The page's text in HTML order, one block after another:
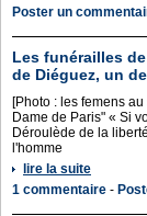
Poster un
Les funérailles
de Diéguez, un
[Photo : les femens
Dame de Paris" « Si
Déroulède de la
l'homme
lire la suite
1 commentaire -